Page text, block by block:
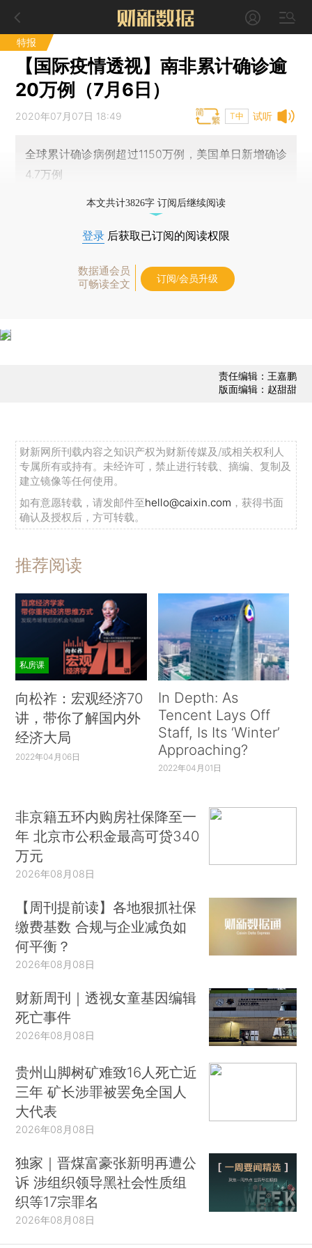
特报
【国际疫情透视】南非累计确诊逾
20万例（7月6日）
试听
2020年07月07日 18:49 T中
全球累计确诊病例超过1150万例，美国单日新增确诊
4.7万例
本文共计3826字 订阅后继续阅读
登录 后获取已订阅的阅读权限
数据通会员
可畅读全文
订阅/会员升级
责任编辑：王嘉鹏
版面编辑：赵甜甜
财新网所刊载内容之知识产权为财新传媒及/或相关权利人
专属所有或持有。未经许可，禁止进行转载、摘编、复制及
建立镜像等任何使用。
如有意愿转载，请发邮件至hello@caixin.com ，获得书面
确认及授权后，方可转载。
推荐阅读
私房课
向松祚：宏观经济70
讲，带你了解国内外
经济大局
2022年04月06日
In Depth: As
Tencent Lays Off
Staff, Is Its ‘Winter’
Approaching?
2022年04月01日
非京籍五环内购房社保降至一
年 北京市公积金最高可贷340
万元
2026年08月08日
【周刊提前读】各地狠抓社保
缴费基数 合规与企业减负如
何平衡？
2026年08月08日
财新周刊｜透视女童基因编辑
死亡事件
2026年08月08日
贵州山脚树矿难致16人死亡近
三年 矿长涉罪被罢免全国人
大代表
2026年08月08日
独家｜晋煤富豪张新明再遭公
诉 涉组织领导黑社会性质组
织等17宗罪名
2026年08月08日